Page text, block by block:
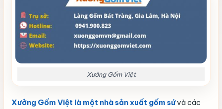
Xưởng Gốm Việt
Xưởng Gốm Việt là một nhà sản xuất gốm sứvà các